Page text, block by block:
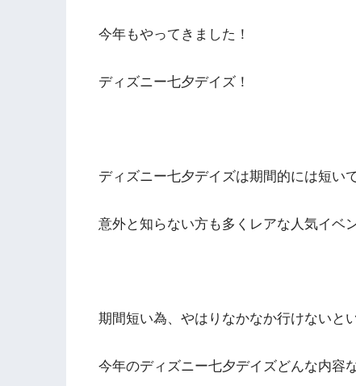
今年もやってきました！
ディズニー七夕デイズ！
ディズニー七夕デイズは期間的には短いで
意外と知らない方も多くレアな人気イベ
期間短い為、やはりなかなか行けないと
今年のディズニー七夕デイズどんな内容